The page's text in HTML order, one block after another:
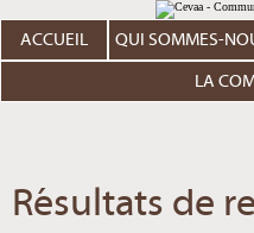
au
contenu.
Aller
personnels
ACCUEIL QUI SOMMES-
LA
Résultats de